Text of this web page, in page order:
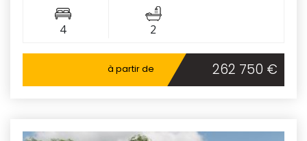
4 2
à partir de 262 750 €